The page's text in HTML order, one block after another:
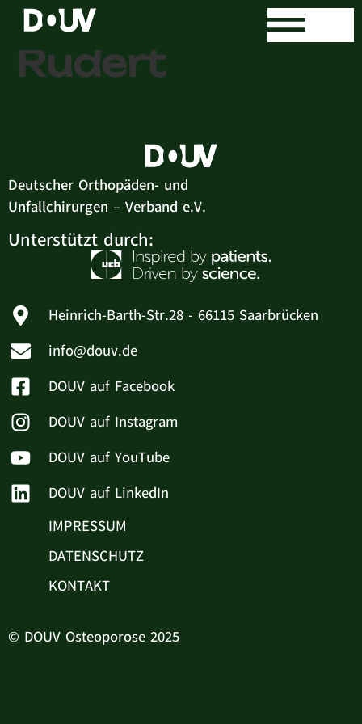
Dr. med. Mario
Rudert
Deutscher Orthopäden- und
Unfallchirurgen – Verband e.V.
Unterstützt durch:
Heinrich-Barth-Str.28 - 66115 Saarbrücken
info@douv.de
DOUV auf Facebook
DOUV auf Instagram
DOUV auf YouTube
DOUV auf LinkedIn
IMPRESSUM
DATENSCHUTZ
KONTAKT
© DOUV Osteoporose 2025